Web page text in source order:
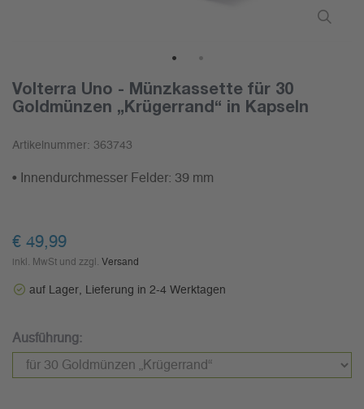
Volterra Uno - Münzkassette für 30
Goldmünzen „Krügerrand“ in Kapseln
Artikelnummer: 363743
• Innendurchmesser Felder: 39 mm
€ 49,99
inkl. MwSt und zzgl. Versand
auf Lager, Lieferung in 2-4 Werktagen
Ausführung: